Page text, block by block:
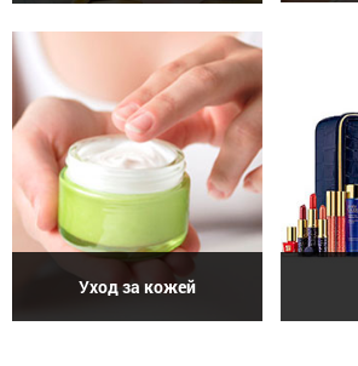
Уход за кожей